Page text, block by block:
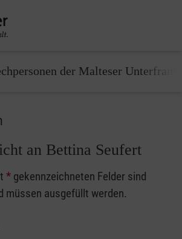
der Malteser
an Bettina Seufert
* gekennzeichneten Felder sind
müssen ausgefüllt werden.